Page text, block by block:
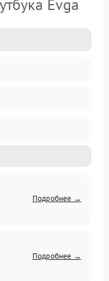
Evga
Подробнее →
Подробнее →